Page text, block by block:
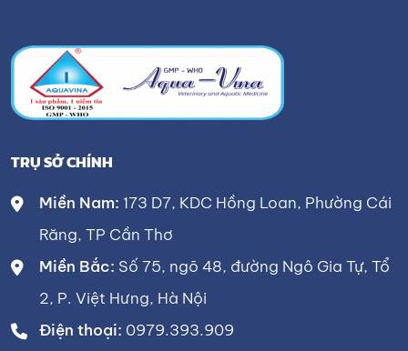
TRỤ SỞ CHÍNH
Miền Nam: 173 D7, KDC Hồng Loan, Phường Cái
Răng, TP Cần Thơ
Miền Bắc: Số 75, ngõ 48, đường Ngô Gia Tự, Tổ
2, P. Việt Hưng, Hà Nội
Điện thoại: 0979.393.909